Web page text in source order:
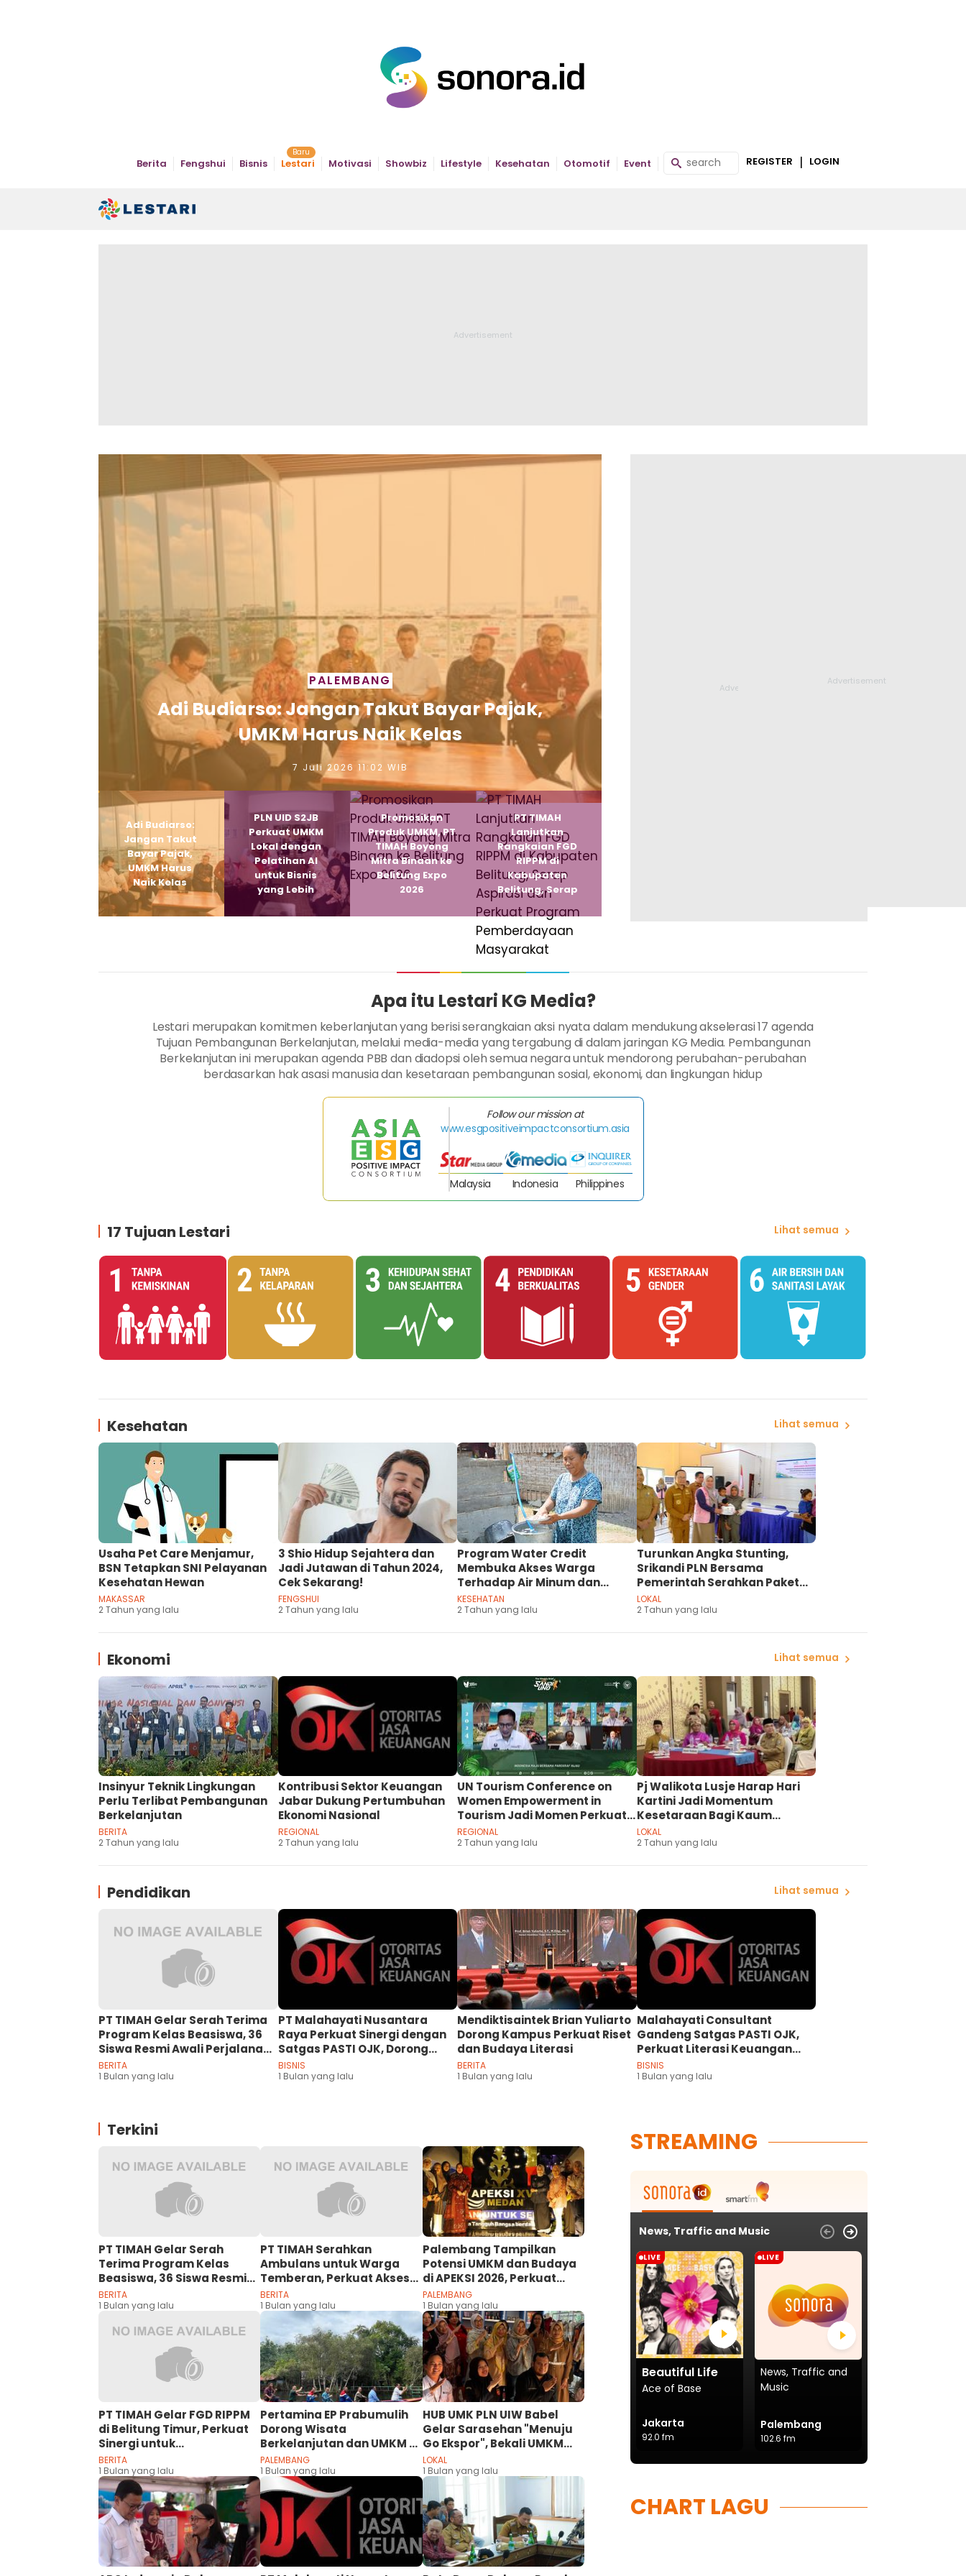
Berita Fengshui Bisnis Lestari Motivasi Showbiz Lifestyle Kesehatan Otomotif Event REGISTER | LOGIN
PALEMBANG
Adi Budiarso: Jangan Takut Bayar Pajak,
UMKM Harus Naik Kelas
7 Juli 2026 11:02 WIB
Adi Budiarso:
Jangan Takut
Bayar Pajak,
UMKM Harus
Naik Kelas
PLN UID S2JB
Perkuat UMKM
Lokal dengan
Pelatihan AI
untuk Bisnis
yang Lebih
Produktif
Promosikan
Produk UMKM, PT
TIMAH Boyong
Mitra Binaan ke
Belitung Expo
2026
PT TIMAH
Lanjutkan
Rangkaian FGD
RIPPM di
Kabupaten
Belitung, Serap
Perkuat
Program
Pemberdayaan
Apa itu Lestari KG Media?
Lestari merupakan komitmen keberlanjutan yang berisi serangkaian aksi nyata dalam mendukung akselerasi 17 agenda
Tujuan Pembangunan Berkelanjutan, melalui media-media yang tergabung di dalam jaringan KG Media. Pembangunan
Berkelanjutan ini merupakan agenda PBB dan diadopsi oleh semua negara untuk mendorong perubahan-perubahan
berdasarkan hak asasi manusia dan kesetaraan pembangunan sosial, ekonomi, dan lingkungan hidup
Follow our mission at
www.esgpositiveimpactconsortium.asia
Malaysia Indonesia Philippines
17 Tujuan Lestari Lihat semua
Kesehatan Lihat semua
Usaha Pet Care Menjamur,
BSN Tetapkan SNI Pelayanan
Kesehatan Hewan
MAKASSAR
2 Tahun yang lalu
3 Shio Hidup Sejahtera dan
Jadi Jutawan di Tahun 2024,
Cek Sekarang!
FENGSHUI
2 Tahun yang lalu
Program Water Credit
Membuka Akses Warga
Terhadap Air Minum dan
Sanitasi
KESEHATAN
2 Tahun yang lalu
Turunkan Angka Stunting,
Srikandi PLN Bersama
Pemerintah Serahkan Paket
Asupan Gizi serta
Sosialisasikan Peningkatan
LOKAL
2 Tahun yang lalu
Ekonomi Lihat semua
Insinyur Teknik Lingkungan
Perlu Terlibat Pembangunan
Berkelanjutan
BERITA
2 Tahun yang lalu
Kontribusi Sektor Keuangan
Jabar Dukung Pertumbuhan
Ekonomi Nasional
REGIONAL
2 Tahun yang lalu
UN Tourism Conference on
Women Empowerment in
Tourism Jadi Momen Perkuat
Kesetaraan Gender di Sektor
Parekraf
REGIONAL
2 Tahun yang lalu
Pj Walikota Lusje Harap Hari
Kartini Jadi Momentum
Kesetaraan Bagi Kaum
Perempuan
LOKAL
2 Tahun yang lalu
Pendidikan Lihat semua
PT TIMAH Gelar Serah Terima
Program Kelas Beasiswa, 36
Siswa Resmi Awali Perjalanan
Meraih Cita-Cita
BERITA
1 Bulan yang lalu
PT Malahayati Nusantara
Raya Perkuat Sinergi dengan
Satgas PASTI OJK, Dorong
Literasi Keuangan
Masyarakat
BISNIS
1 Bulan yang lalu
Mendiktisaintek Brian Yuliarto
Dorong Kampus Perkuat Riset
dan Budaya Literasi
BERITA
1 Bulan yang lalu
Malahayati Consultant
Gandeng Satgas PASTI OJK,
Perkuat Literasi Keuangan
dan Pendampingan
Masyarakat
BISNIS
1 Bulan yang lalu
Terkini
PT TIMAH Gelar Serah
Terima Program Kelas
Beasiswa, 36 Siswa Resmi
Awali Perjalanan Meraih
Cita-Cita
BERITA
1 Bulan yang lalu
PT TIMAH Serahkan
Ambulans untuk Warga
Temberan, Perkuat Akses
Pelayanan Kesehatan
BERITA
1 Bulan yang lalu
Palembang Tampilkan
Potensi UMKM dan Budaya
di APEKSI 2026, Perkuat
Jejaring Antar Daerah
PALEMBANG
1 Bulan yang lalu
PT TIMAH Gelar FGD RIPPM
di Belitung Timur, Perkuat
Sinergi untuk
Pembangunan dan
Pemberdayaan
Masyarakat
BERITA
1 Bulan yang lalu
Pertamina EP Prabumulih
Dorong Wisata
Berkelanjutan dan UMKM di
Danau Shuji
PALEMBANG
1 Bulan yang lalu
HUB UMK PLN UIW Babel
Gelar Sarasehan "Menuju
Go Ekspor", Bekali UMKM
Menembus Pasar
Internasional
LOKAL
1 Bulan yang lalu
STREAMING
LIVE
Beautiful Life
Ace of Base
Jakarta
92.0 fm
LIVE
News, Traffic and
Music
Palembang
102.6 fm
CHART LAGU